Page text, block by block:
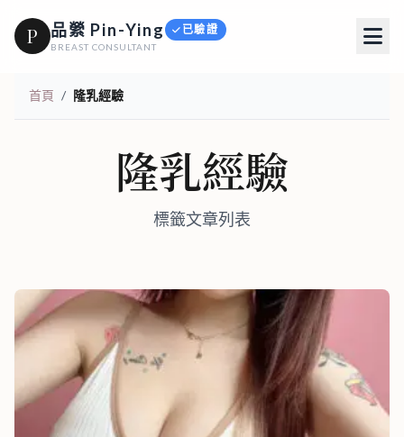
P 品縈 Pin-Ying 已驗證
BREAST CONSULTANT
首頁 / 隆乳經驗
隆乳經驗
標籤文章列表